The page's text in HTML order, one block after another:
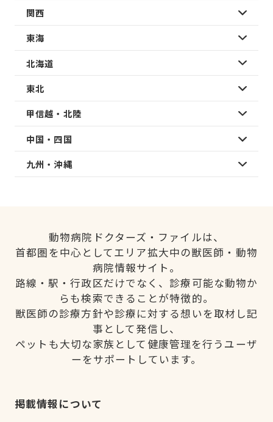
関西
東海
北海道
東北
甲信越・北陸
中国・四国
九州・沖縄
動物病院ドクターズ・ファイルは、
首都圏を中心としてエリア拡大中の獣医師・動物
病院情報サイト。
路線・駅・行政区だけでなく、診療可能な動物か
らも検索できることが特徴的。
獣医師の診療方針や診療に対する想いを取材し記
事として発信し、
ペットも大切な家族として健康管理を行うユーザ
ーをサポートしています。
掲載情報について